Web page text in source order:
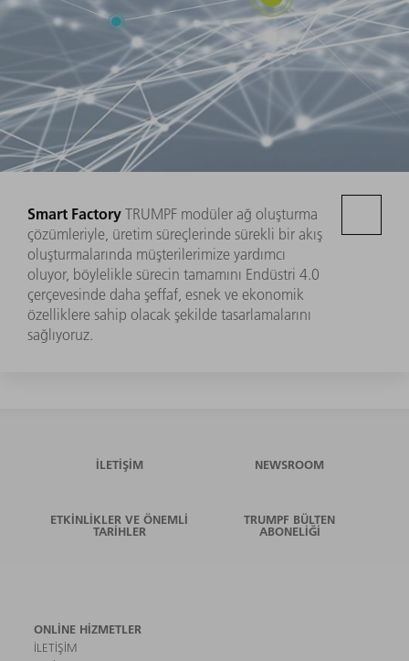
Smart Factory TRUMPF modüler ağ oluşturma
çözümleriyle, üretim süreçlerinde sürekli bir akış
oluşturmalarında müşterilerimize yardımcı
oluyor, böylelikle sürecin tamamını Endüstri 4.0
çerçevesinde daha şeffaf, esnek ve ekonomik
özelliklere sahip olacak şekilde tasarlamalarını
sağlıyoruz.
İLETIŞIM NEWSROOM
ETKINLIKLER VE ÖNEMLI
TARIHLER
TRUMPF BÜLTEN
ABONELIĞI
ONLINE HIZMETLER
İLETIŞIM